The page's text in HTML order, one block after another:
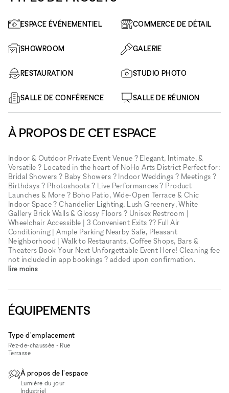
ESPACE ÉVÉNEMENTIEL COMMERCE DE DÉTAIL
SHOWROOM GALERIE
RESTAURATION STUDIO PHOTO
SALLE DE CONFÉRENCE SALLE DE RÉUNION
À PROPOS DE CET ESPACE
Indoor & Outdoor Private Event Venue ? Elegant, Intimate, &
Versatile ? Located in the heart of NoHo Arts District Perfect for:
Bridal Showers ? Baby Showers ? Indoor Weddings ? Meetings ?
Birthdays ? Photoshoots ? Live Performances ? Product
Launches & More ? Boho Patio, Wide-Open Terrace & Chic
Indoor Space ? Chandelier Lighting, Lush Greenery, White
Gallery Brick Walls & Glossy Floors ? Unisex Restroom |
Wheelchair Accessible | 3 Convenient Exits ?? Full Air
Conditioning | Ample Parking Nearby Safe, Pleasant
Neighborhood | Walk to Restaurants, Coffee Shops, Bars &
Theaters Book Your Next Unforgettable Event Here! Cleaning fee
not included in app bookings ? added upon confirmation.
lire moins
ÉQUIPEMENTS
Type d'emplacement
Rez-de-chaussée - Rue
Terrasse
À propos de l'espace
Lumière du jour
Industriel